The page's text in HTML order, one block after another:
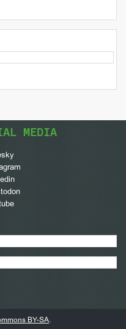
MEDIA
BY-SA.